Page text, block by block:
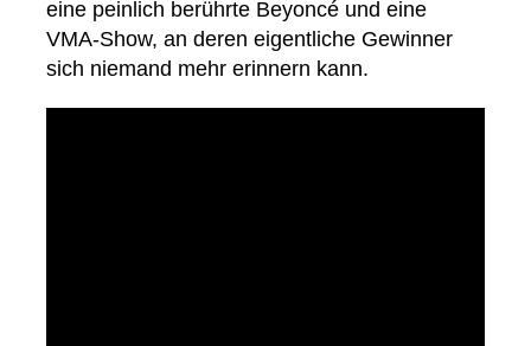
eine peinlich berührte Beyoncé und eine
VMA-Show, an deren eigentliche Gewinner
sich niemand mehr erinnern kann.